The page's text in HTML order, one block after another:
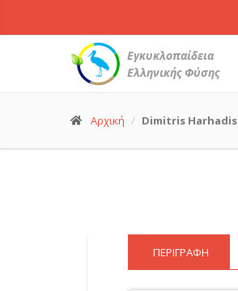
Εγκυκλοπαίδεια
Ελληνικής Φύσης
Αρχική Dimitris Harhadis
ΠΕΡΙΓΡΑΦΉ